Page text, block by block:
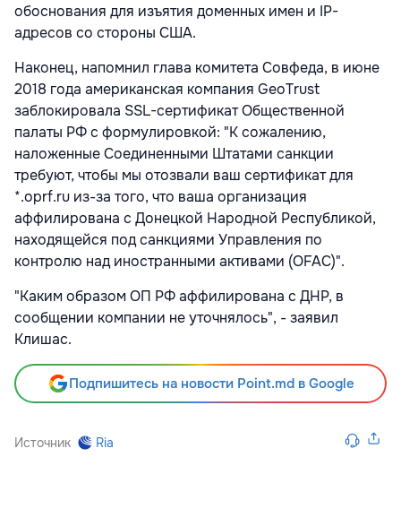
обоснования для изъятия доменных имен и IP-
адресов со стороны США.
Наконец, напомнил глава комитета Совфеда, в июне
2018 года американская компания GeoTrust
заблокировала SSL-сертификат Общественной
палаты РФ с формулировкой: "К сожалению,
наложенные Соединенными Штатами санкции
требуют, чтобы мы отозвали ваш сертификат для
*.oprf.ru из-за того, что ваша организация
аффилирована с Донецкой Народной Республикой,
находящейся под санкциями Управления по
контролю над иностранными активами (OFAC)".
"Каким образом ОП РФ аффилирована с ДНР, в
сообщении компании не уточнялось", - заявил
Клишас.
Подпишитесь на новости Point.md в Google
Источник Ria